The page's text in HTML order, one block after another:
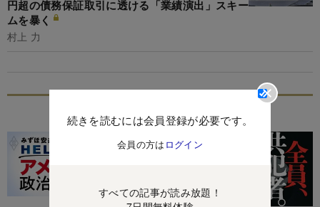
続きを読むには会員登録が必要です。
会員の方は ログイン
すべての記事が読み放題！
円超の債務保証取引に透ける「業績演出」スキー
ムを暴く
村上 力
特集